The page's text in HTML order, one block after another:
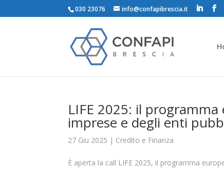
030 23076 info@confapibrescia.it
LIFE 2025: il
imprese e degli enti
27 Giu 2025 | Credito e Finanza
È aperta la call LIFE 2025, il programma